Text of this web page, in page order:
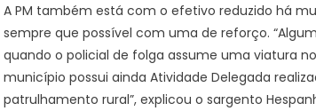
A PM também está com o efetivo reduzido há
sempre que possível com uma de reforço.
quando o policial de folga assume uma viatura
município possui ainda Atividade Delegada
patrulhamento rural”, explicou o sargento